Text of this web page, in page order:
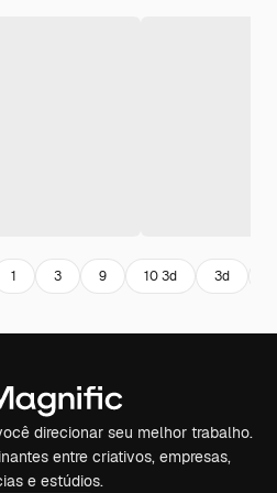
1 3 9 10 3d 3d
direcionar seu melhor trabalho.
entre criativos, empresas,
e estúdios.